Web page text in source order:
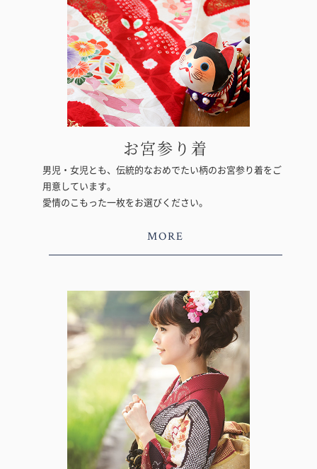
お宮参り着
男児・女児とも、伝統的なおめでたい柄のお宮参り着をご
用意しています。
愛情のこもった一枚をお選びください。
MORE